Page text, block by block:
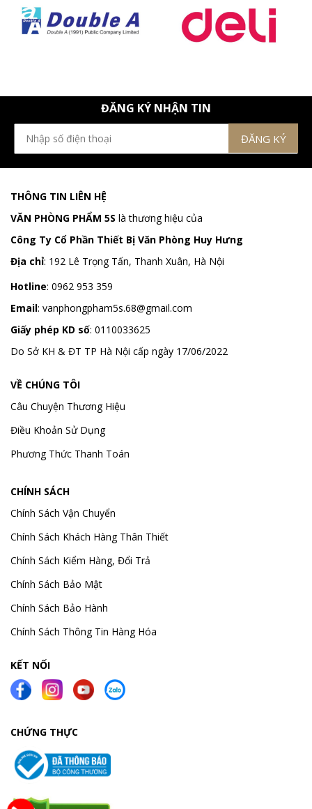
ĐĂNG KÝ NHẬN TIN
THÔNG TIN LIÊN HỆ
VĂN PHÒNG PHẨM 5S là thương hiệu của
Công Ty Cổ Phần Thiết Bị Văn Phòng Huy Hưng
Địa chỉ: 192 Lê Trọng Tấn, Thanh Xuân, Hà Nội
Hotline: 0962 953 359
Email: vanphongpham5s.68@gmail.com
Giấy phép KD số: 0110033625
Do Sở KH & ĐT TP Hà Nội cấp ngày 17/06/2022
VỀ CHÚNG TÔI
Câu Chuyện Thương Hiệu
Điều Khoản Sử Dụng
Phương Thức Thanh Toán
CHÍNH SÁCH
Chính Sách Vận Chuyển
Chính Sách Khách Hàng Thân Thiết
Chính Sách Kiểm Hàng, Đổi Trả
Chính Sách Bảo Mật
Chính Sách Bảo Hành
Chính Sách Thông Tin Hàng Hóa
KẾT NỐI
CHỨNG THỰC